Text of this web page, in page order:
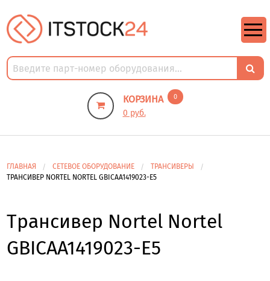
КОРЗИНА 0
0 руб.
ГЛАВНАЯ СЕТЕВОЕ ОБОРУДОВАНИЕ
ТРАНСИВЕРЫ
ТРАНСИВЕР NORTEL NORTEL GBICAA1419023-E5
Трансивер Nortel Nortel
GBICAA1419023-E5